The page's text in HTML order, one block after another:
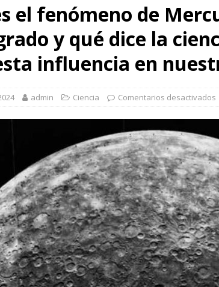
energía limpia en Tamaulipas
ESTADOS
[ 6 agosto, 2026 ] A Estado no le importan las
[ 6 agosto, 2026 ]
Escobedo realiza obras que
el fenómeno de
y qué dice la
influencia en
admin Ciencia Comentarios desactivados